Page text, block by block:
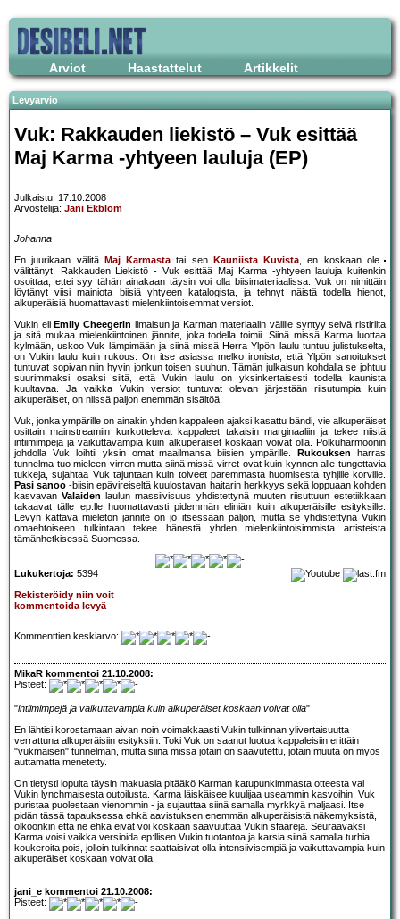
Arviot Haastattelut Artikkelit
Levyarvio
Vuk: Rakkauden liekistö – Vuk esittää
Maj Karma -yhtyeen lauluja (EP)
Julkaistu: 17.10.2008
Arvostelija: Jani Ekblom
Johanna
En juurikaan välitä
Maj Karmastatai sen Kauniista Kuvista, en koskaan ole
välittänyt. Rakkauden Liekistö - Vuk esittää Maj Karma -yhtyeen lauluja kuitenkin
osoittaa, ettei syy tähän ainakaan täysin voi olla biisimateriaalissa. Vuk on nimittäin
löytänyt viisi mainiota biisiä yhtyeen katalogista, ja tehnyt näistä todella hienot,
alkuperäisiä huomattavasti mielenkiintoisemmat versiot.
Vukin eli Emily Cheegerin ilmaisun ja Karman materiaalin välille syntyy selvä ristiriita
ja sitä mukaa mielenkiintoinen jännite, joka todella toimii. Siinä missä Karma luottaa
kylmään, uskoo Vuk lämpimään ja siinä missä Herra Ylpön laulu tuntuu julistukselta,
on Vukin laulu kuin rukous. On itse asiassa melko ironista, että Ylpön sanoitukset
tuntuvat sopivan niin hyvin jonkun toisen suuhun. Tämän julkaisun kohdalla se johtuu
suurimmaksi osaksi siitä, että Vukin laulu on yksinkertaisesti todella kaunista
kuultavaa. Ja vaikka Vukin versiot tuntuvat olevan järjestään riisutumpia kuin
alkuperäiset, on niissä paljon enemmän sisältöä.
Vuk, jonka ympärille on ainakin yhden kappaleen ajaksi kasattu bändi, vie alkuperäiset
osittain mainstreamiin kurkottelevat kappaleet takaisin marginaaliin ja tekee niistä
intiimimpejä ja vaikuttavampia kuin alkuperäiset koskaan voivat olla. Polkuharmoonin
johdolla Vuk loihtii yksin omat maailmansa biisien ympärille.
Rukouksen harras
tunnelma tuo mieleen virren mutta siinä missä virret ovat kuin kynnen alle tungettavia
tukkeja, sujahtaa Vuk tajuntaan kuin toiveet paremmasta huomisesta tyhjille korville.
Pasi sanoo -biisin epävireiseltä kuulostavan haitarin herkkyys sekä loppuaan kohden
kasvavanValaiden laulun massiivisuus yhdistettynä muuten riisuttuun estetiikkaan
takaavat tälle ep:lle huomattavasti pidemmän eliniän kuin alkuperäisille esityksille.
Levyn kattava mieletön jännite on jo itsessään paljon, mutta se yhdistettynä Vukin
omaehtoiseen tulkintaan tekee hänestä yhden mielenkiintoisimmista artisteista
tämänhetkisessä Suomessa.
Lukukertoja: 5394
Rekisteröidy niin voit
kommentoida levyä
Kommenttien keskiarvo:
MikaR kommentoi 21.10.2008:
Pisteet:
"intiimimpejä ja vaikuttavampia kuin alkuperäiset koskaan voivat olla"
En lähtisi korostamaan aivan noin voimakkaasti Vukin tulkinnan ylivertaisuutta
verrattuna alkuperäisiin esityksiin. Toki Vuk on saanut luotua kappaleisiin erittäin
"vukmaisen" tunnelman, mutta siinä missä jotain on saavutettu, jotain muuta on myös
auttamatta menetetty.
On tietysti lopulta täysin makuasia pitääkö Karman katupunkimmasta otteesta vai
Vukin lynchmaisesta outoilusta. Karma läiskäisee kuulijaa useammin kasvoihin, Vuk
puristaa puolestaan vienommin - ja sujauttaa siinä samalla myrkkyä maljaasi. Itse
pidän tässä tapauksessa ehkä aavistuksen enemmän alkuperäisistä näkemyksistä,
olkoonkin että ne ehkä eivät voi koskaan saavuuttaa Vukin sfäärejä. Seuraavaksi
Karma voisi vaikka versioida ep:llisen Vukin tuotantoa ja karsia siinä samalla turhia
koukeroita pois, jolloin tulkinnat saattaisivat olla intensiivisempiä ja vaikuttavampia kuin
alkuperäiset koskaan voivat olla.
jani_e kommentoi 21.10.2008:
Pisteet: